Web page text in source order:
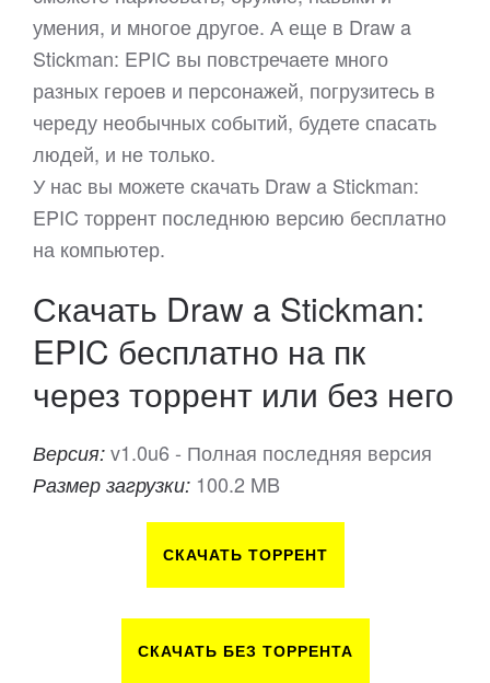
умения, и многое другое. А еще в Draw a
Stickman: EPIC вы повстречаете много
разных героев и персонажей, погрузитесь в
череду необычных событий, будете спасать
людей, и не только.
У нас вы можете скачать Draw a Stickman:
EPIC торрент последнюю версию бесплатно
на компьютер.
Скачать Draw a Stickman:
EPIC бесплатно на пк
через торрент или без него
Версия: v1.0u6 - Полная последняя версия
Размер загрузки: 100.2 MB
СКАЧАТЬ ТОРРЕНТ
СКАЧАТЬ БЕЗ ТОРРЕНТА